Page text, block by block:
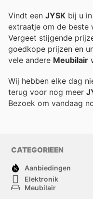
Vindt een JYSK bij u
extraatje om de beste
Vergeet stijgende
goedkope prijzen en
vele andere Meubilair
Wij hebben elke dag
terug voor nog meer
Bezoek om vandaag
CATEGORIEEN
Aanbiedingen
Elektronik
Meubilair